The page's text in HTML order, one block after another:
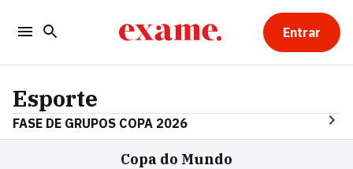
Entrar
Esporte
FASE DE GRUPOS COPA 2026
Copa do Mundo